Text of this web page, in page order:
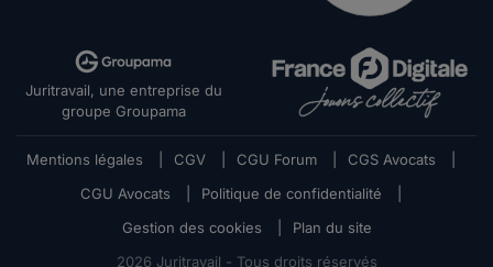
Juritravail, une entreprise du
groupe Groupama
Mentions légales CGV CGU Forum CGS Avocats
CGU Avocats
Politique de confidentialité
Gestion des cookies
Plan du site
2026 Juritravail - Tous droits réservés